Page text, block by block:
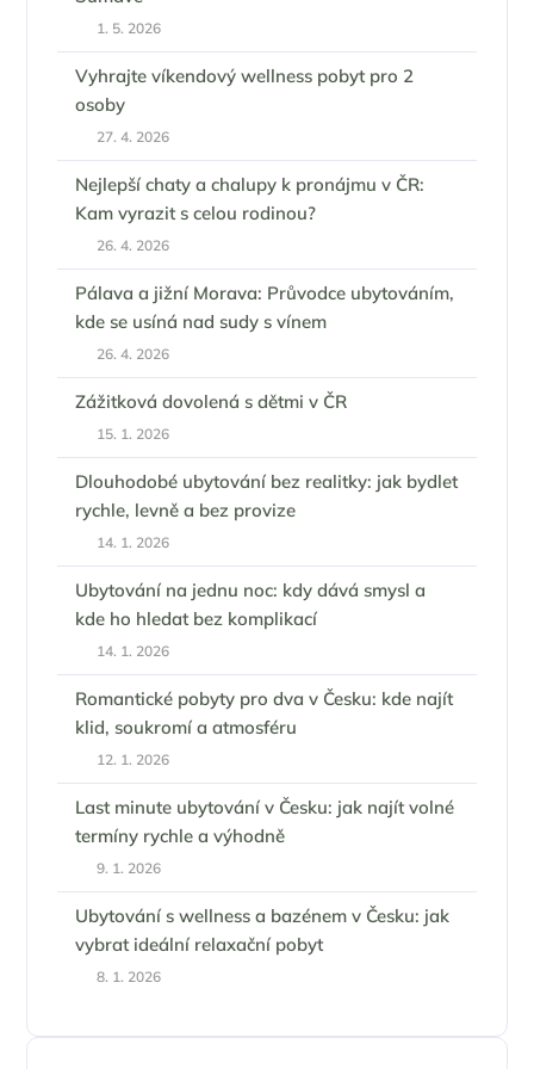
1. 5. 2026
Vyhrajte víkendový wellness pobyt pro 2
osoby
27. 4. 2026
Nejlepší chaty a chalupy k pronájmu v ČR:
Kam vyrazit s celou rodinou?
26. 4. 2026
Pálava a jižní Morava: Průvodce ubytováním,
kde se usíná nad sudy s vínem
26. 4. 2026
Zážitková dovolená s dětmi v ČR
15. 1. 2026
Dlouhodobé ubytování bez realitky: jak bydlet
rychle, levně a bez provize
14. 1. 2026
Ubytování na jednu noc: kdy dává smysl a
kde ho hledat bez komplikací
14. 1. 2026
Romantické pobyty pro dva v Česku: kde najít
klid, soukromí a atmosféru
12. 1. 2026
Last minute ubytování v Česku: jak najít volné
termíny rychle a výhodně
9. 1. 2026
Ubytování s wellness a bazénem v Česku: jak
vybrat ideální relaxační pobyt
8. 1. 2026